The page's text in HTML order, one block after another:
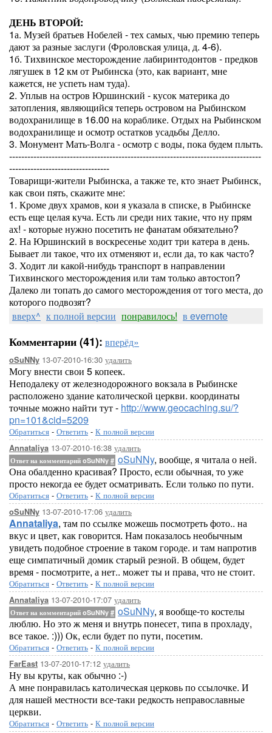
ДЕНЬ ВТОРОЙ:
1а. Музей братьев Нобелей - тех самых, чью премию теперь
дают за разные заслуги (Фроловская улица, д. 4-6).
1б. Тихвинское месторождение лабиринтодонтов - предков
лягушек в 12 км от Рыбинска (это, как вариант, мне
кажется, не успеть нам туда).
2. Уплыв на остров Юршинский - кусок материка до
затопления, являющийся теперь островом на Рыбинском
водохранилище в 16.00 на кораблике. Отдых на Рыбинском
водохранилище и осмотр остатков усадьбы Делло.
3. Монумент Мать-Волга - осмотр с воды, пока будем плыть.
-----------------------------------------------------------------------------------
---------------------------------
Товарищи-жители Рыбинска, а также те, кто знает Рыбинск,
как свои пять, скажите мне:
1. Кроме двух храмов, кои я указала в списке, в Рыбинске
есть еще целая куча. Есть ли среди них такие, что ну прям
ах! - которые нужно посетить не фанатам обязательно?
2. На Юршинский в воскресенье ходит три катера в день.
Бывает ли такое, что их отменяют и, если да, то как часто?
3. Ходит ли какой-нибудь транспорт в направлении
Тихвинского месторождения или там только автостоп?
Далеко ли топать до самого месторождения от того места, до
которого подвозят?
вверх^ к полной версии понравилось! в evernote
Комментарии (41): вперёд»
oSuNNy 13-07-2010-16:30 удалить
Могу внести свои 5 копеек.
Неподалеку от железнодорожного вокзала в Рыбинске
расположено здание католической церкви. координаты
точные можно найти тут - http://www.geocaching.su/?
pn=101&cid=5209
Обратиться - Ответить - К полной версии
Annataliya 13-07-2010-16:38 удалить
Ответ на комментарий oSuNNy # oSuNNy, вообще, я читала о ней.
Она обалденно красивая? Просто, если обычная, то уже
просто некогда ее будет осматривать. Если только по пути.
Обратиться - Ответить - К полной версии
oSuNNy 13-07-2010-17:06 удалить
Annataliya, там по ссылке можешь посмотреть фото.. на
вкус и цвет, как говорится. Нам показалось необычным
увидеть подобное строение в таком городе. и там напротив
еще симпатичный домик старый резной. В общем, будет
время - посмотрите, а нет.. может ты и права, что не стоит.
Обратиться - Ответить - К полной версии
Annataliya 13-07-2010-17:07 удалить
Ответ на комментарий oSuNNy # oSuNNy, я вообще-то костелы
люблю. Но это ж меня и внутрь понесет, типа в прохладу,
все такое. :))) Ок, если будет по пути, посетим.
Обратиться - Ответить - К полной версии
FarEast 13-07-2010-17:12 удалить
Ну вы круты, как обычно :-)
А мне понравилась католическая церковь по ссылочке. И
для нашей местности все-таки редкость неправославные
церкви.
Обратиться - Ответить - К полной версии